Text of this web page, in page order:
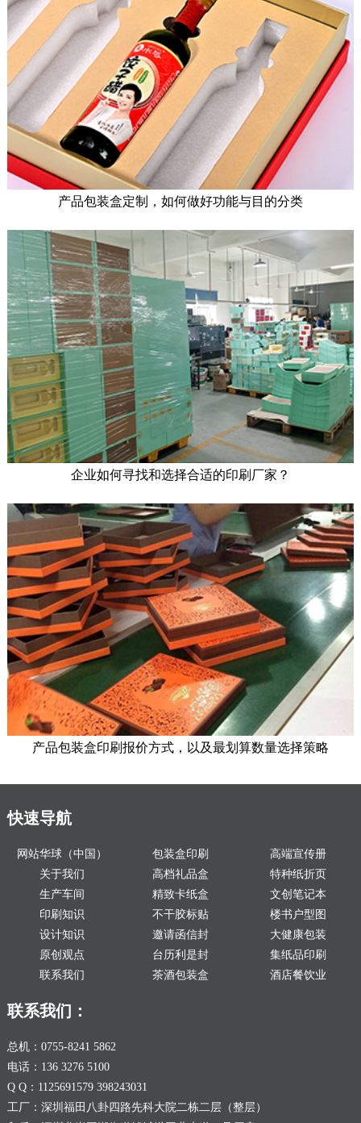
产品包装盒定制，如何做好功能与目的分类
企业如何寻找和选择合适的印刷厂家？
产品包装盒印刷报价方式，以及最划算数量选择策略
快速导航
网站华球（中国）
关于我们
生产车间
印刷知识
设计知识
原创观点
联系我们
包装盒印刷
高档礼品盒
精致卡纸盒
不干胶标贴
邀请函信封
台历利是封
茶酒包装盒
高端宣传册
特种纸折页
文创笔记本
楼书户型图
大健康包装
集纸品印刷
酒店餐饮业
联系我们：
总机：0755-8241 5862
电话：136 3276 5100
Q Q：1125691579 398243031
工厂：深圳福田八卦四路先科大院二栋二层（整层）